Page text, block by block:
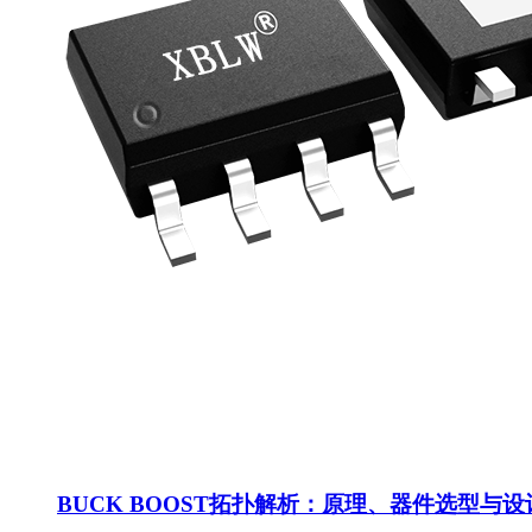
BUCK BOOST拓扑解析：原理、器件选型与设